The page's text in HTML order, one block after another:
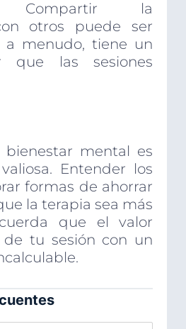
Compartir la
otros puede ser
a menudo, tiene un
que las sesiones
mental es
Entender los
formas de ahorrar
la terapia sea más
que el valor
tu sesión con un